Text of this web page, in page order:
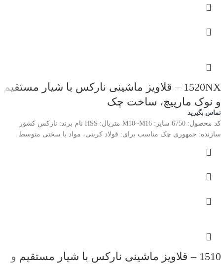
1520NX – قلاویز ماشینی نارکس با شیار مستقیم
و نوک مارپیچ، ساخت چک
تماس بگیرید
کد محصول: 6750 سایز: M10~M16 متریال: HSS نام برند: نارکس کشور
سازنده: جمهوری چک مناسب برای: فولاد کربنی، مواد با سختی متوسط
1510 – قلاویز ماشینی نارکس با شیار مستقیم و